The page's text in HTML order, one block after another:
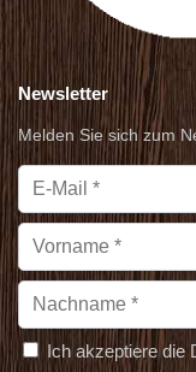
Newsletter
Melden Sie sich zum
Ich akzeptiere die